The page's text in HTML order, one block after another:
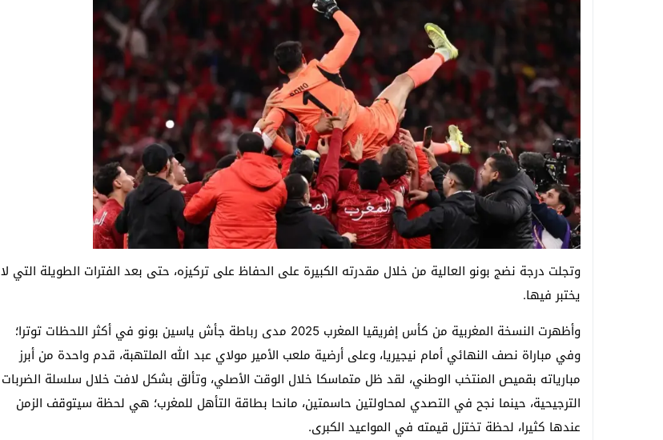
وتجلت درجة نضج بونو العالية من خلال مقدرته الكبيرة على الحفاظ على تركيزه، حتى بعد الفترات الطويلة التي لا
يختبر فيها.
وأظهرت النسخة المغربية من كأس إفريقيا المغرب 2025 مدى رباطة جأش ياسين بونو في أكثر اللحظات توترا؛
وفي مباراة نصف النهائي أمام نيجيريا، وعلى أرضية ملعب الأمير مولاي عبد الله الملتهبة، قدم واحدة من أبرز
مبارياته بقميص المنتخب الوطني، لقد ظل متماسكا خلال الوقت الأصلي، وتألق بشكل لافت خلال سلسلة الضربات
الترجيحية، حينما نجح في التصدي لمحاولتين حاسمتين، مانحا بطاقة التأهل للمغرب؛ هي لحظة سيتوقف الزمن
عندها كثيرا، لحظة تختزل قيمته في المواعيد الكبرى.